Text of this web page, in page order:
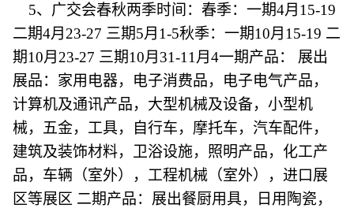
5、广交会春秋两季时间：春季：一期4月15-19
二期4月23-27 三期5月1-5秋季：一期10月15-19 二
期10月23-27 三期10月31-11月4一期产品： 展出
展品：家用电器，电子消费品，电子电气产品，
计算机及通讯产品，大型机械及设备，小型机
械，五金，工具，自行车，摩托车，汽车配件，
建筑及装饰材料，卫浴设施，照明产品，化工产
品，车辆（室外），工程机械（室外），进口展
区等展区 二期产品：展出餐厨用具，日用陶瓷，